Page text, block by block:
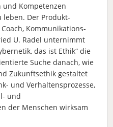
und Kompetenzen
leben. Der Produkt-
Kommunikations-
U. Radel unternimmt
das ist Ethik“ die
Suche danach, wie
Zukunftsethik gestaltet
und Verhaltensprozesse,
und
der Menschen wirksam